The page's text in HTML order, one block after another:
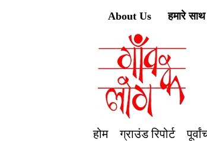
About Us हमारे
होम ग्राउंड रिपोर्ट